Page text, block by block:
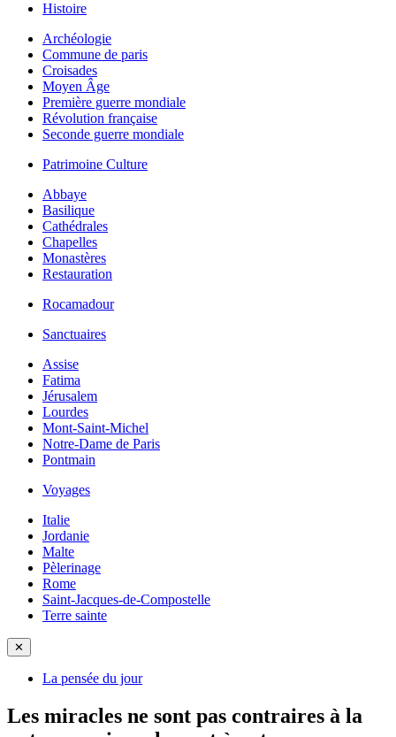
Histoire
Archéologie
Commune de paris
Croisades
Moyen Âge
Première guerre mondiale
Révolution française
Seconde guerre mondiale
Patrimoine Culture
Abbaye
Basilique
Cathédrales
Chapelles
Monastères
Restauration
Rocamadour
Sanctuaires
Assise
Fatima
Jérusalem
Lourdes
Mont-Saint-Michel
Notre-Dame de Paris
Pontmain
Voyages
Italie
Jordanie
Malte
Pèlerinage
Rome
Saint-Jacques-de-Compostelle
Terre sainte
✕
La pensée du jour
Les miracles ne sont pas contraires à la